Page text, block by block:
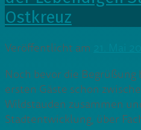
Ostkreuz
Veröffentlicht am
Noch bevor die Begrüßung
ersten Gäste schon
Wildstauden zusammen
Stadtentwicklung, über